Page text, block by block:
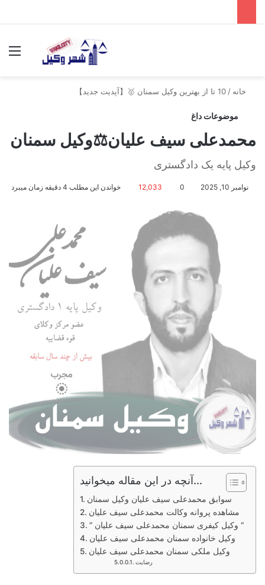
خانه / 10 تا از بهترین وکیل سمنان 🥇【آپدیت جدید】
موضوعات داغ
محمدعلی سیف علیان⚖️وکیل سمنان
وکیل پایه یک دادگستری
نوامبر 10, 2025 0
12,033 خواندن این مطلب 4 دقیقه زمان میبرد
آنچه در این مقاله میخوانید...
سوابق محمدعلی سیف علیان وکیل سمنان
مشاهده پروانه وکالت محمدعلی سیف علیان
” وکیل کیفری سمنان محمدعلی سیف علیان “
وکیل خانواده سمنان محمدعلی سیف علیان
وکیل ملکی سمنان محمدعلی سیف علیان
رضایت